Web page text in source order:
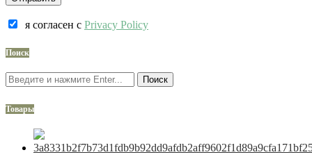
я согласен c Privacy Policy
Поиск
Поиск
Товары